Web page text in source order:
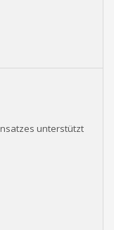
unterstützt